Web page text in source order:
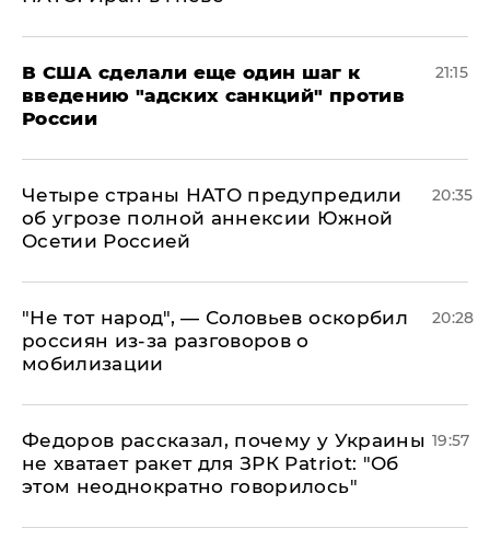
В США сделали еще один шаг к
введению "адских санкций" против
России
21:15
Четыре страны НАТО предупредили
об угрозе полной аннексии Южной
Осетии Россией
20:35
​"Не тот народ", — Соловьев оскорбил
россиян из-за разговоров о
мобилизации
20:28
Федоров рассказал, почему у Украины
не хватает ракет для ЗРК Patriot: "Об
этом неоднократно говорилось"
19:57